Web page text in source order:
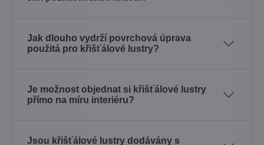
Jak dlouho vydrží povrchová úprava
použitá pro křišťálové lustry?
Je možnost objednat si křišťálové lustry
přímo na míru interiéru?
Jsou křišťálové lustry dodávány s